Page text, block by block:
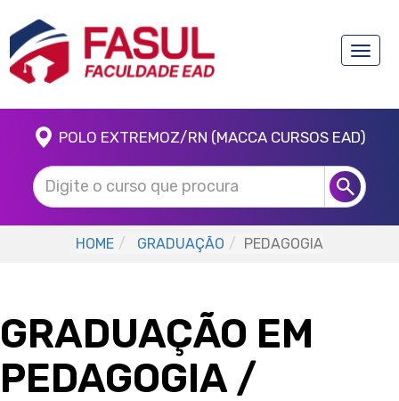
Toggle
POLO EXTREMOZ/RN (MACCA CURSOS EAD)
HOME GRADUAÇÃO PEDAGOGIA
GRADUAÇÃO EM
PEDAGOGIA /